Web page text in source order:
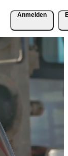
Anmelden